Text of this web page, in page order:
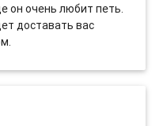
он очень любит петь.
доставать вас